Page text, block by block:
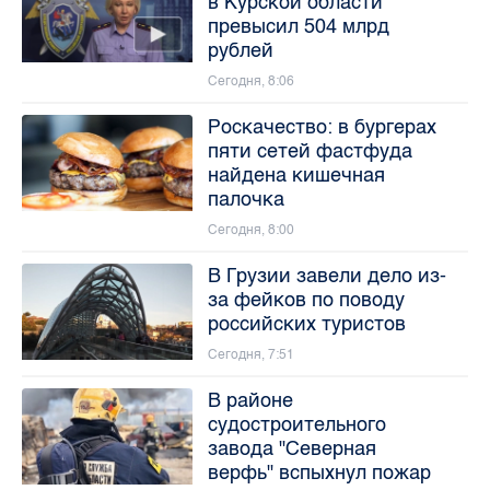
превысил 504 млрд
рублей
Сегодня, 8:06
Роскачество: в бургерах
пяти сетей фастфуда
найдена кишечная
палочка
Сегодня, 8:00
В Грузии завели дело из-
за фейков по поводу
российских туристов
Сегодня, 7:51
В районе
судостроительного
завода "Северная
верфь" вспыхнул пожар